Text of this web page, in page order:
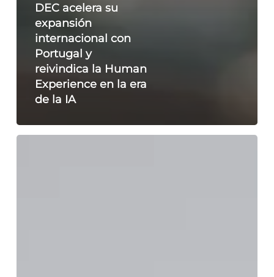
DEC acelera su
expansión
internacional con
Portugal y
reivindica la Human
Experience en la era
de la IA